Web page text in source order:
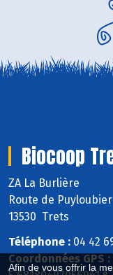
Afin de vous offrir la
Biocoop
ZA La Burlière
Route de Puyloubier
13530 Trets
Téléphone : 04 42
Coordonnées GPS :